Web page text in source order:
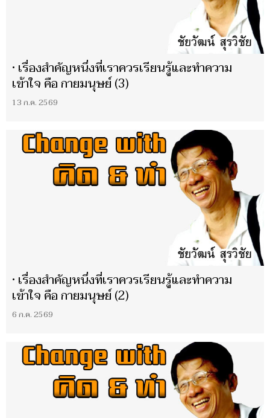
• เรื่องสำคัญหนึ่งที่เราควรเรียนรู้และทำความ
เข้าใจ คือ กายมนุษย์ (3)
13 ก.ค. 2569
• เรื่องสำคัญหนึ่งที่เราควรเรียนรู้และทำความ
เข้าใจ คือ กายมนุษย์ (2)
6 ก.ค. 2569